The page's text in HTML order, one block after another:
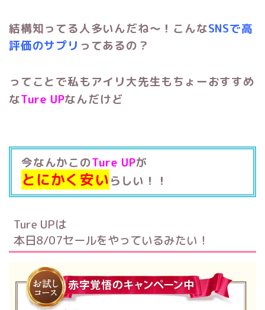
結構知ってる人多いんだね～！こんなSNSで高
評価のサプリ ってあるの？
ってことで私もアイリ大先生もちょーおすすめ
なTure UPなんだけど
今なんかこのTure UPが
とにかく安いらしい！！
Ture UPは
本日8/07セールをやっているみたい！